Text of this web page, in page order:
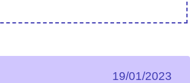
19/01/2023